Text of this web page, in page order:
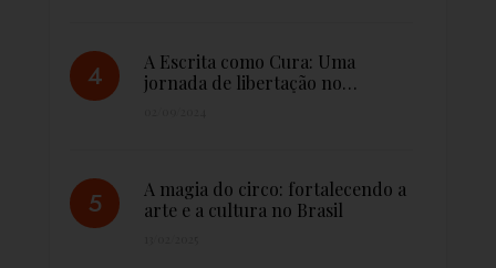
A Escrita como Cura: Uma
jornada de libertação no…
A magia do circo: fortalecendo a
arte e a cultura no Brasil